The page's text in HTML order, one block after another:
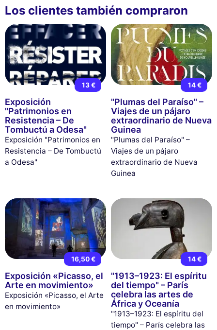
Los clientes también compraron
13 €
Exposición
"Patrimonios en
Resistencia – De
Tombuctú a Odesa"
Exposición "Patrimonios en
Resistencia – De Tombuctú
a Odesa"
14 €
"Plumas del Paraíso" –
Viajes de un pájaro
extraordinario de Nueva
Guinea
"Plumas del Paraíso" –
Viajes de un pájaro
extraordinario de Nueva
Guinea
16,50 €
Exposición «Picasso, el
Arte en movimiento»
Exposición «Picasso, el Arte
en movimiento»
14 €
"1913–1923: El espíritu
del tiempo" – París
celebra las artes de
África y Oceanía
"1913–1923: El espíritu del
tiempo" – París celebra las